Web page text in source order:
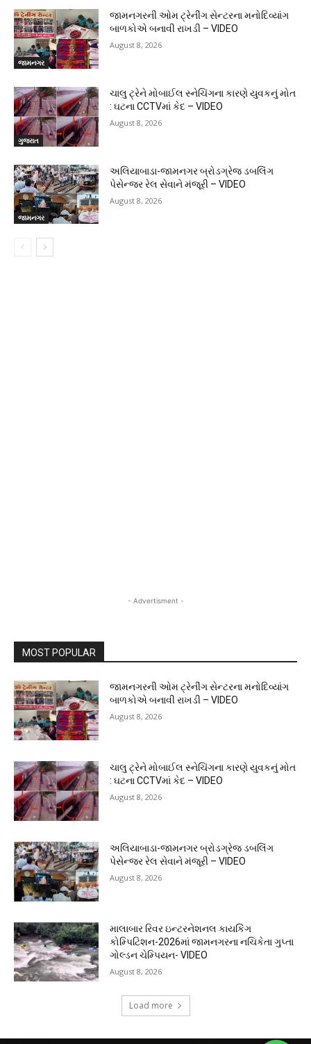
જામનગર
જામનગરની ઓમ ટ્રેનીંગ સેન્ટરના મનોદિવ્યાંગ
બાળકોએ બનાવી રાખડી – VIDEO
August 8, 2026
ગુજરાત
ચાલુ ટ્રેને મોબાઈલ સ્નેચિંગના કારણે યુવકનું મોત
: ઘટના CCTVમાં કેદ – VIDEO
August 8, 2026
જામનગર
અલિયાબાડા-જામનગર બ્રોડગ્રેજ ડબલિંગ
પેસેન્જર રેલ સેવાને મંજૂરી – VIDEO
August 8, 2026
- Advertisment -
MOST POPULAR
જામનગરની ઓમ ટ્રેનીંગ સેન્ટરના મનોદિવ્યાંગ
બાળકોએ બનાવી રાખડી – VIDEO
August 8, 2026
ચાલુ ટ્રેને મોબાઈલ સ્નેચિંગના કારણે યુવકનું મોત
: ઘટના CCTVમાં કેદ – VIDEO
August 8, 2026
અલિયાબાડા-જામનગર બ્રોડગ્રેજ ડબલિંગ
પેસેન્જર રેલ સેવાને મંજૂરી – VIDEO
August 8, 2026
માલાબાર રિવર ઇન્ટરનેશનલ કાયકિંગ
કોમ્પિટિશન-2026માં જામનગરના નચિકેતા ગુપ્તા
ગોલ્ડન ચેમ્પિયન- VIDEO
August 8, 2026
Load more